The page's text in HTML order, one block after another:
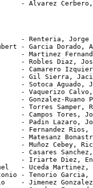
- Renteria,
- Garcia
- Martinez
- Robles Diaz,
- Camarero
- Gil Sierra,
- Sotoca
- Vaquerizo
- Gonzalez-Ruano
- Torres
- Campos
- Padin Lazaro,
- Fernandez Rios,
- Matesanz
- Muñoz Cebey,
- Casares
- Iriarte Diez,
- Uceda
- Tenorio
- Jimenez